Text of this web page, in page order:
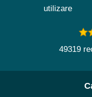
utilizare
49319